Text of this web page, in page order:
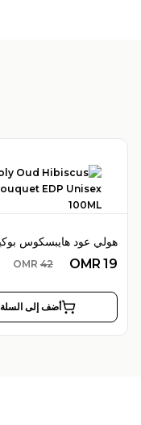
OMR 19
OMR 42
أضف إلى السلة